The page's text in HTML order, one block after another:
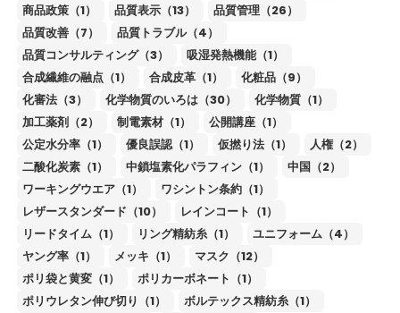
商品政策（1）
品質表示（13）
品質管理（26）
品質改善（7）
品質トラブル（4）
品質コンサルティング（3）
吸湿発熱機能（1）
合成繊維の融点（1）
合成皮革（1）
化粧品（9）
化審法（3）
化学物質のいろは（30）
化学物質（1）
加工薬剤（2）
制電素材（1）
公開講座（1）
公定水分率（1）
優良誤認（1） 仮撚り法（1）
人権（2）
二酸化炭素（1）
中鎖塩素化パラフィン（1）
中国（2）
ワーキングウエア（1）
ワシントン条約（1）
レザースタンダード（10）
レインコート（1）
リードタイム（1）
リング精紡糸（1）
ユニフォーム（4）
ヤング率（1）
メッキ（1）
マスク（12）
ポリ袋と黄変（1）
ポリカーボネート（1）
ポリウレタン伸び切り（1）
ボルテックス精紡糸（1）